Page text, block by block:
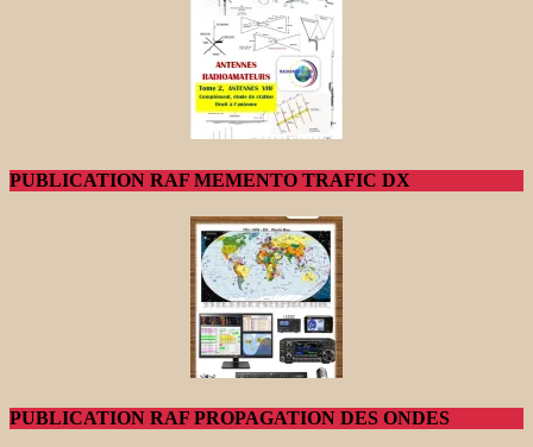
PUBLICATION RAF MEMENTO TRAFIC DX
PUBLICATION RAF PROPAGATION DES ONDES